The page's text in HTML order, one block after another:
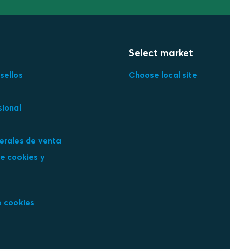
de venta
cookies y
cookies
Select market
Choose local site